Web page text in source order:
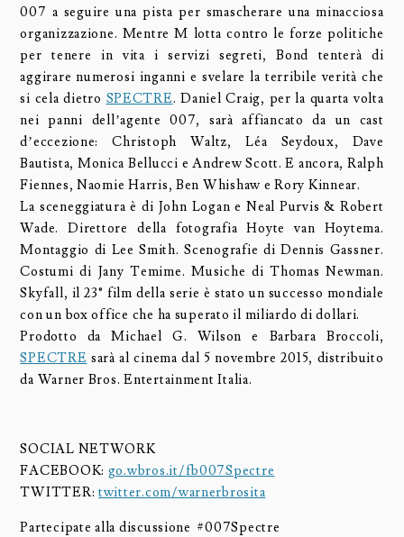
007 a seguire una pista per smascherare una minacciosa
organizzazione. Mentre M lotta contro le forze politiche
per tenere in vita i servizi segreti, Bond tenterà di
aggirare numerosi inganni e svelare la terribile verità che
si cela dietro SPECTRE. Daniel Craig, per la quarta volta
nei panni dell’agente 007, sarà affiancato da un cast
d’eccezione: Christoph Waltz, Léa Seydoux, Dave
Bautista, Monica Bellucci e Andrew Scott. E ancora, Ralph
Fiennes, Naomie Harris, Ben Whishaw e Rory Kinnear.
La sceneggiatura è di John Logan e Neal Purvis & Robert
Wade. Direttore della fotografia Hoyte van Hoytema.
Montaggio di Lee Smith. Scenografie di Dennis Gassner.
Costumi di Jany Temime. Musiche di Thomas Newman.
Skyfall, il 23° film della serie è stato un successo mondiale
con un box office che ha superato il miliardo di dollari.
Prodotto da Michael G. Wilson e Barbara Broccoli,
SPECTRE sarà al cinema dal 5 novembre 2015, distribuito
da Warner Bros. Entertainment Italia.
SOCIAL NETWORK
FACEBOOK: go.wbros.it/fb007Spectre
TWITTER:twitter.com/warnerbrosita
Partecipate alla discussione #007Spectre